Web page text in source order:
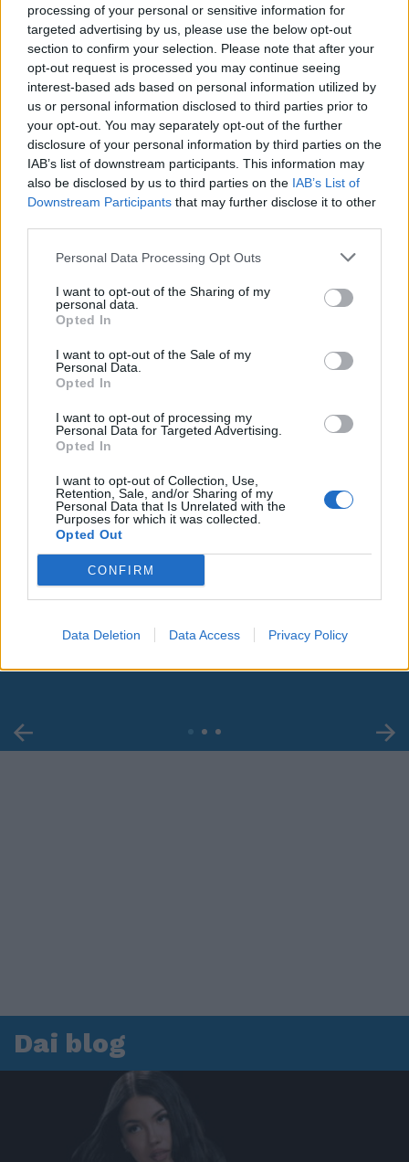
processing of your personal or sensitive information for
targeted advertising by us, please use the below opt-out
section to confirm your selection. Please note that after your
opt-out request is processed you may continue seeing
interest-based ads based on personal information utilized by
us or personal information disclosed to third parties prior to
your opt-out. You may separately opt-out of the further
disclosure of your personal information by third parties on the
IAB’s list of downstream participants. This information may
also be disclosed by us to third parties on the IAB’s List of
Downstream Participants that may further disclose it to other
Personal Data Processing Opt Outs
I want to opt-out of the Sharing of my
personal data.
Opted In
I want to opt-out of the Sale of my
Personal Data.
Opted In
I want to opt-out of processing my
Personal Data for Targeted Advertising.
Opted In
I want to opt-out of Collection, Use,
Retention, Sale, and/or Sharing of my
Personal Data that Is Unrelated with the
Purposes for which it was collected.
Opted Out
CONFIRM
Data Deletion Data Access Privacy Policy
00:00
Leonardo Maria Del Vecchio dall'ex compagna
Dai blog